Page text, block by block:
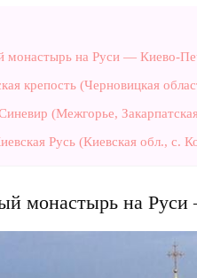
монастырь на Руси — Киево-
крепость (Черновицкая
(Межгорье,
Русь (Киевская обл., с.
монастырь на Руси